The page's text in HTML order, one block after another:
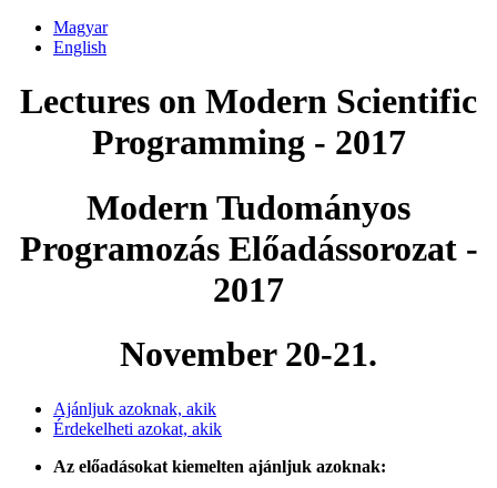
Magyar
English
Lectures on Modern Scientific
Programming - 2017
Modern Tudományos
Programozás Előadássorozat -
2017
November 20-21.
Ajánljuk azoknak, akik
Érdekelheti azokat, akik
Az előadásokat kiemelten ajánljuk azoknak: